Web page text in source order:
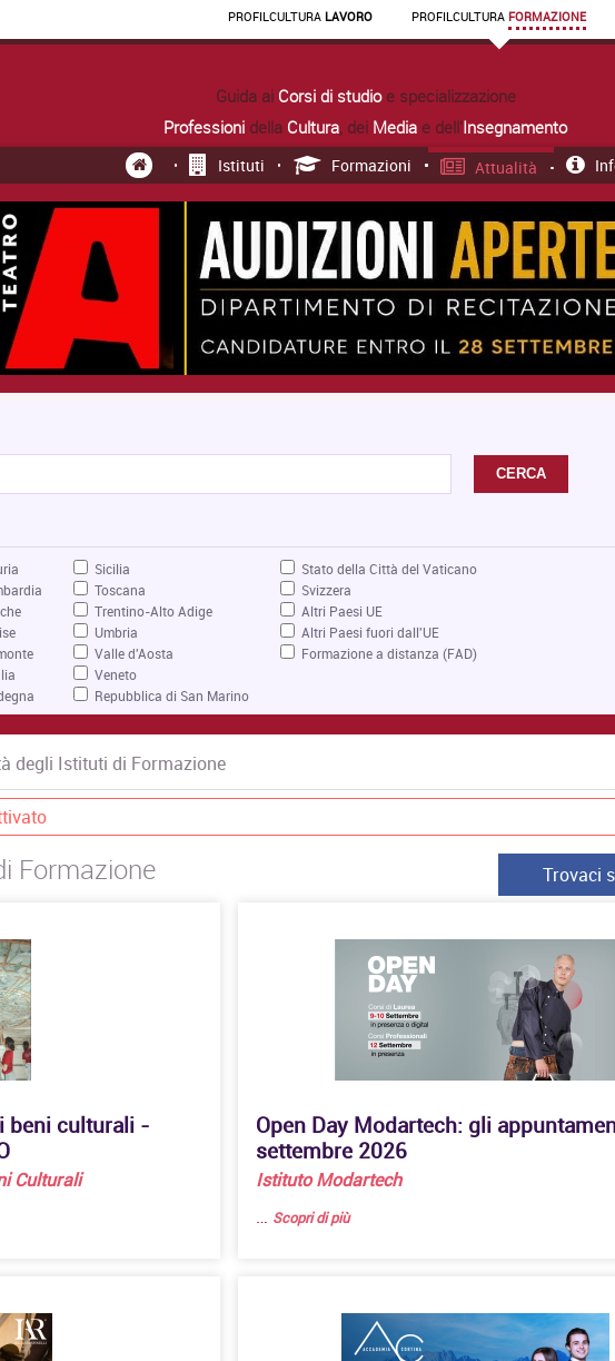
PROFILCULTURA LAVORO PROFILCULTURA FORMAZIONE
Guida ai Corsi di studioe specializzazione
Professioni della Cultura, dei Media e dell'Insegnamento
Istituti Formazioni Attualità
CERCA
Sicilia
Toscana
Trentino-Alto Adige
Umbria
Valle d'Aosta
Veneto
Repubblica di San Marino
Stato della Città del Vaticano
Svizzera
Altri Paesi UE
Altri Paesi fuori dall'UE
Formazione a distanza (FAD)
degli Istituti di Formazione
Formazione Trovaci
beni culturali -
Culturali
Open Day Modartech: gli
settembre 2026
Istituto Modartech
… Scopri di più